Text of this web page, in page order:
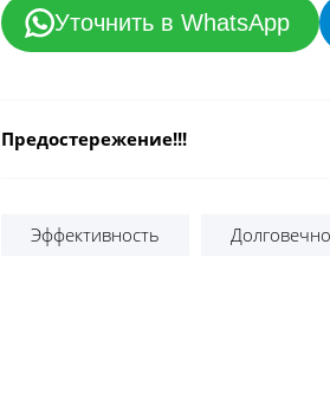
Уточнить в WhatsApp
Предостережение!!!
Эффективность